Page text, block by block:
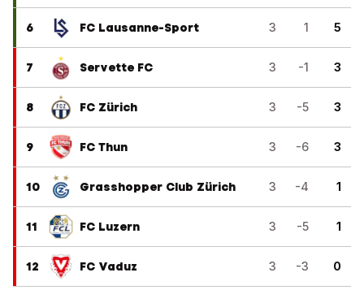
6 FC Lausanne-Sport 3 1 5
7 Servette FC 3 -1 3
8 FC Zürich 3 -5 3
9 FC Thun 3 -6 3
10 Grasshopper Club Zürich 3 -4 1
11 FC Luzern 3 -5 1
12 FC Vaduz 3 -3 0